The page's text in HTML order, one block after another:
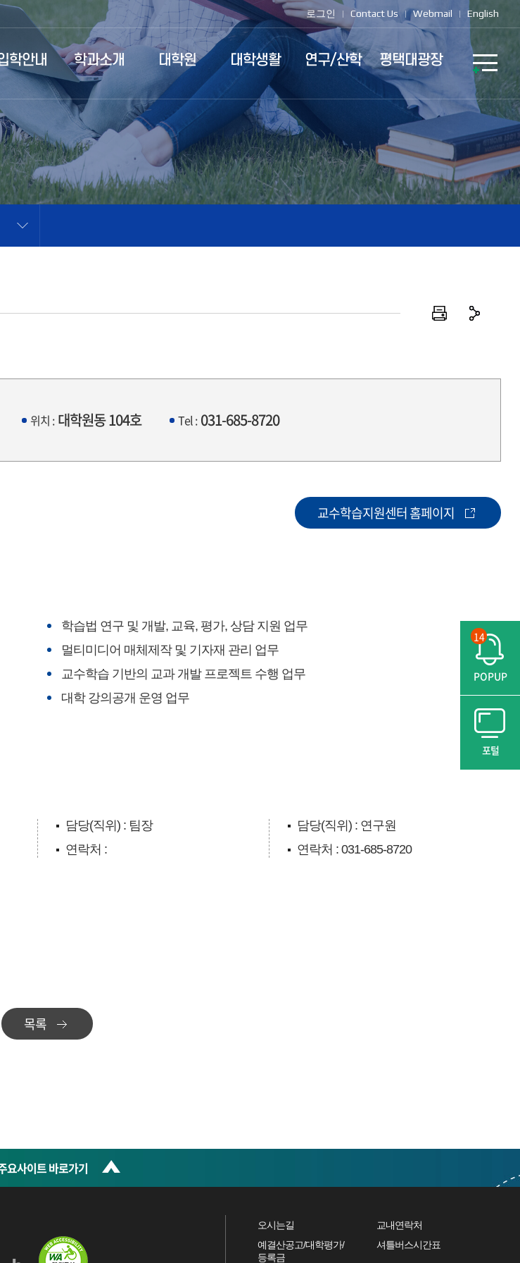
POPUP
14
포털
로그인 Contact Us Webmail English
학안내 학과소개 대학원 대학생활 연구/산학 평택대광장
위치 : 대학원동 104호 Tel : 031-685-8720
교수학습지원센터 홈페이지
학습법 연구 및 개발, 교육, 평가, 상담 지원 업무
멀티미디어 매체제작 및 기자재 관리 업무
교수학습 기반의 교과 개발 프로젝트 수행 업무
대학 강의공개 운영 업무
담당(직위) : 팀장
연락처 :
담당(직위) : 연구원
연락처 : 031-685-8720
목록
요사이트 바로가기
오시는길
교내연락처
예결산공고/대학평가/
등록금
셔틀버스시간표